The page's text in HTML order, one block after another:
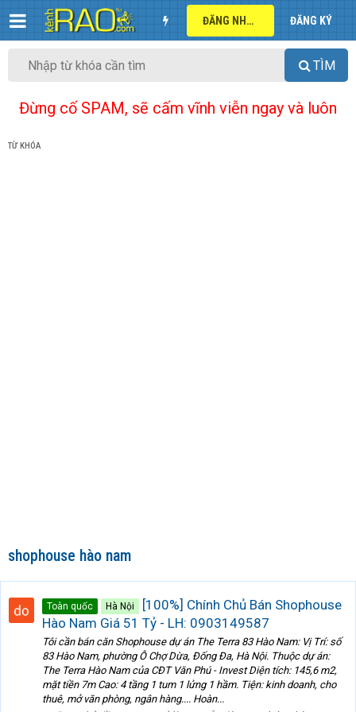
ĐĂNG NHẬP ĐĂNG KÝ
TÌM
Đừng cố SPAM, sẽ cấm vĩnh viễn ngay và luôn
TỪ KHÓA
shophouse hào nam
Toàn quốc Hà Nội
[100%] Chính Chủ Bán Shophouse
Hào Nam Giá 51 Tỷ - LH: 0903149587
Tôi cần bán căn Shophouse dự án The Terra 83 Hào Nam: Vị Trí: số
83 Hào Nam, phường Ô Chợ Dừa, Đống Đa, Hà Nội. Thuộc dự án:
The Terra Hào Nam của CĐT Văn Phú - Invest Diện tích: 145,6 m2,
mặt tiền 7m Cao: 4 tầng 1 tum 1 lửng 1 hầm. Tiện: kinh doanh, cho
thuê, mở văn phòng, ngân hàng.... Hoàn...